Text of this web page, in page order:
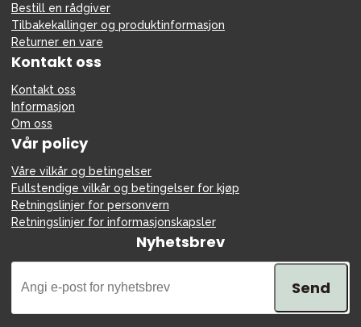
Bestill en rådgiver
Tilbakekallinger og produktinformasjon
Returner en vare
Kontakt oss
Kontakt oss
Informasjon
Om oss
Vår policy
Våre vilkår og betingelser
Fullstendige vilkår og betingelser for kjøp
Retningslinjer for personvern
Retningslinjer for informasjonskapsler
Nyhetsbrev
Send